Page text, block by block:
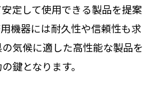
定して使用できる製品を提案
機器には耐久性や信頼性も求
気候に適した高性能な製品を
鍵となります。